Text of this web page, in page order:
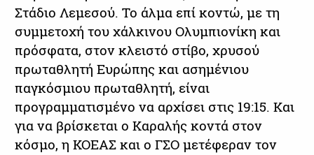
Στάδιο Λεμεσού. Το άλμα επί κοντώ, με τη
συμμετοχή του χάλκινου Ολυμπιονίκη και
πρόσφατα, στον κλειστό στίβο, χρυσού
πρωταθλητή Ευρώπης και ασημένιου
παγκόσμιου πρωταθλητή, είναι
προγραμματισμένο να αρχίσει στις 19:15. Και
για να βρίσκεται ο Καραλής κοντά στον
κόσμο, η ΚΟΕΑΣ και ο ΓΣΟ μετέφεραν τον